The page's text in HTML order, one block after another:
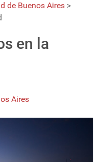
de Buenos Aires >
en la
Aires